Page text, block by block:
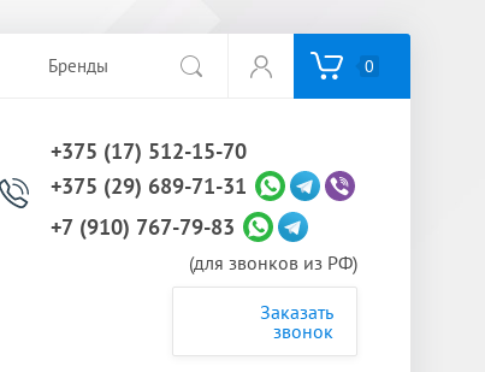
Бренды 0
+375 (17) 512-15-70
+375 (29) 689-71-31
+7 (910) 767-79-83
(для звонков из РФ)
Заказать
звонок